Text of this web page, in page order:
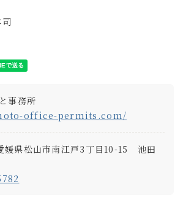
事務所
office-permits.com/
県松山市南江戸3丁目10-15 池田